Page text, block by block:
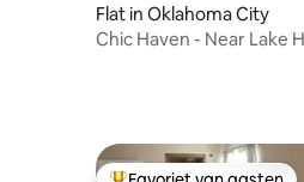
Flat in Oklahoma City
Chic Haven - Near Lake